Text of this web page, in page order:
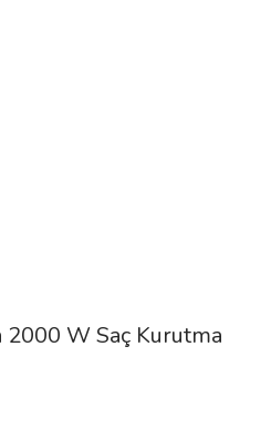
W Saç Kurutma